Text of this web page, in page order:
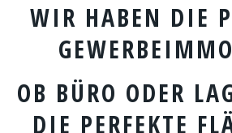
WIR HABEN DIE
OB BÜRO ODER
DIE PERFEKTE